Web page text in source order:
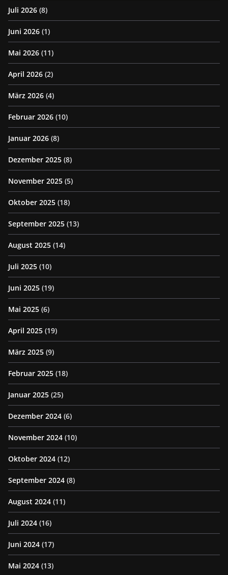
Juli 2026 (8)
Juni 2026 (1)
Mai 2026 (11)
April 2026 (2)
März 2026 (4)
Februar 2026 (10)
Januar 2026 (8)
Dezember 2025 (8)
November 2025 (5)
Oktober 2025 (18)
September 2025 (13)
August 2025 (14)
Juli 2025 (10)
Juni 2025 (19)
Mai 2025 (6)
April 2025 (19)
März 2025 (9)
Februar 2025 (18)
Januar 2025 (25)
Dezember 2024 (6)
November 2024 (10)
Oktober 2024 (12)
September 2024 (8)
August 2024 (11)
Juli 2024 (16)
Juni 2024 (17)
Mai 2024 (13)